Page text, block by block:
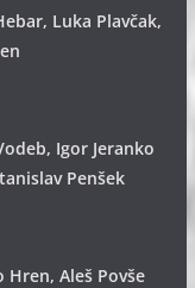
Luka Plavčak,
Igor Jeranko
Penšek
Hren, Aleš Povše